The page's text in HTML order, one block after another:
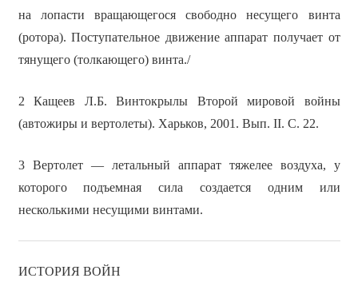
на лопасти вращающегося свободно несущего винта
(ротора). Поступательное движение аппарат получает от
тянущего (толкающего) винта./
2 Кащеев Л.Б. Винтокрылы Второй мировой войны
(автожиры и вертолеты). Харьков, 2001. Вып. II. С. 22.
3 Вертолет — летальный аппарат тяжелее воздуха, у
которого подъемная сила создается одним или
несколькими несущими винтами.
ИСТОРИЯ ВОЙН